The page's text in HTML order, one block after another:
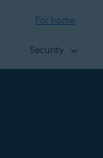
For home
Security